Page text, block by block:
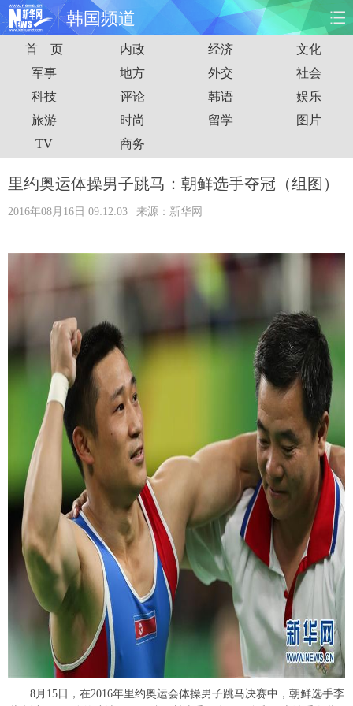
韩国频道
首页 时政 国际 财经
娱乐 体育 人事 教育
时尚 思客
港澳 台湾 华人 汽车
科技 能源
视频 彩票
信息化
金融 公益 军事 无人机
富媒体 摄影 新华广播
新华电视中文 返回PC
首 页 内政 经济
文化
军事
地方 外交
社会
科技
评论 韩语
娱乐
旅游
时尚 留学
图片
TV
商务
里约奥运体操男子跳马：朝鲜选手夺冠（组图）
2016年08月16日 09:12:03 | 来源：新华网
8月15日，在2016年里约奥运会体操男子跳马决赛中，朝鲜选手李